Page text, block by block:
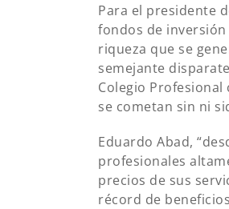
Para el presidente
fondos de
riqueza que se
semejante
Colegio
se cometan sin ni
Eduardo Abad,
profesionales
precios de sus
récord de